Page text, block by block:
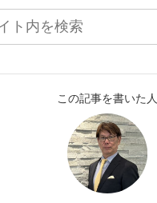
この記事を書いた人